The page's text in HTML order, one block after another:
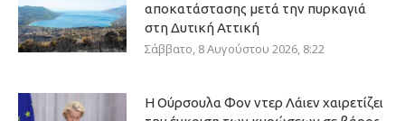
αποκατάστασης μετά την πυρκαγιά
στη Δυτική Αττική
Σάββατο, 8 Αυγούστου 2026, 8:22
Η Ούρσουλα Φον ντερ Λάιεν χαιρετίζει